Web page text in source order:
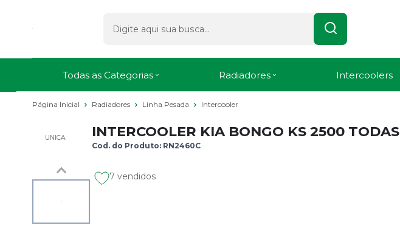
Todas as Categorias Radiadores Intercoolers
Página Inicial Radiadores Linha Pesada Intercooler
UNICA INTERCOOLER KIA BONGO KS 2500 TODAS
Cod. do Produto: RN2460C
7 vendidos